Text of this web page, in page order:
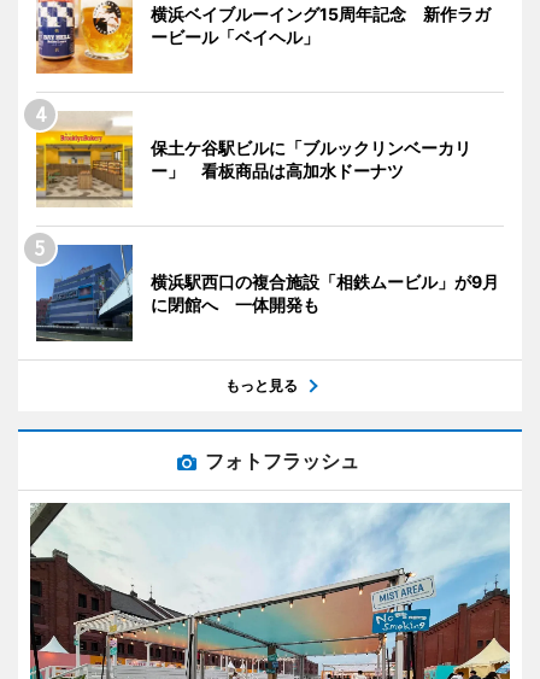
横浜ベイブルーイング15周年記念 新作ラガ
ービール「ベイヘル」
保土ケ谷駅ビルに「ブルックリンベーカリ
ー」 看板商品は高加水ドーナツ
横浜駅西口の複合施設「相鉄ムービル」が9月
に閉館へ 一体開発も
もっと見る
フォトフラッシュ